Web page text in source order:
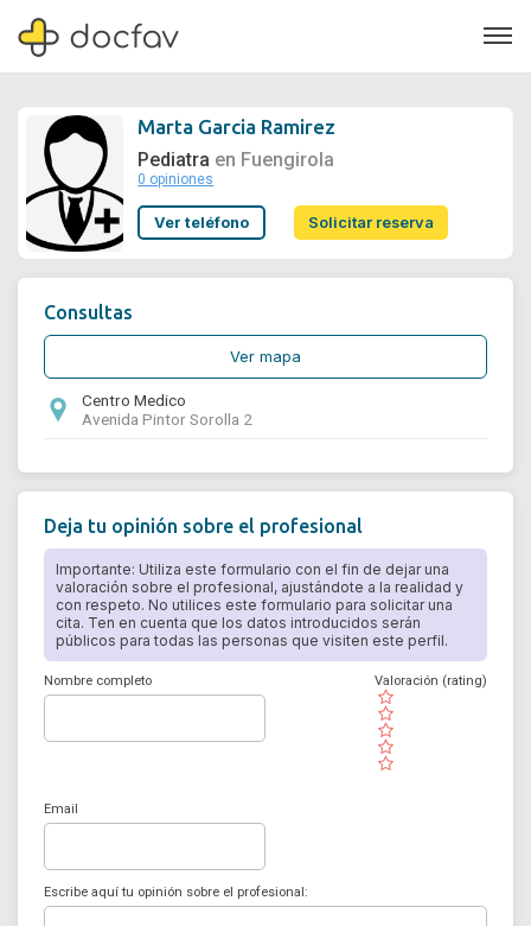
Soporte
Marta Garcia Ramirez
Pediatra en Fuengirola
0 opiniones
Ver teléfono Solicitar reserva
Consultas
Ver mapa
Centro Medico
Avenida Pintor Sorolla 2
Deja tu opinión sobre el profesional
Importante: Utiliza este formulario con el fin de dejar una
valoración sobre el profesional, ajustándote a la realidad y
con respeto. No utilices este formulario para solicitar una
cita. Ten en cuenta que los datos introducidos serán
públicos para todas las personas que visiten este perfil.
Nombre completo
( )
( )
( )
( )
( )
Valoración (rating)
Email
Escribe aquí tu opinión sobre el profesional: